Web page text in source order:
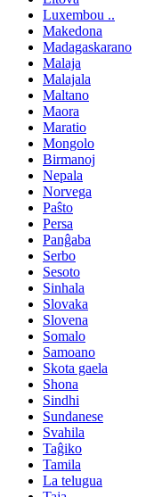
Luxembou ..
Makedona
Madagaskarano
Malaja
Malajala
Maltano
Maora
Maratio
Mongolo
Birmanoj
Nepala
Norvega
Paŝto
Persa
Panĝaba
Serbo
Sesoto
Sinhala
Slovaka
Slovena
Somalo
Samoano
Skota gaela
Shona
Sindhi
Sundanese
Svahila
Taĝiko
Tamila
La telugua